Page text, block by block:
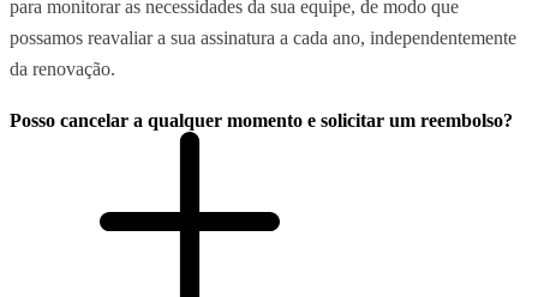
para monitorar as necessidades da sua equipe, de modo que
possamos reavaliar a sua assinatura a cada ano, independentemente
da renovação.
Posso cancelar a qualquer momento e solicitar um reembolso?